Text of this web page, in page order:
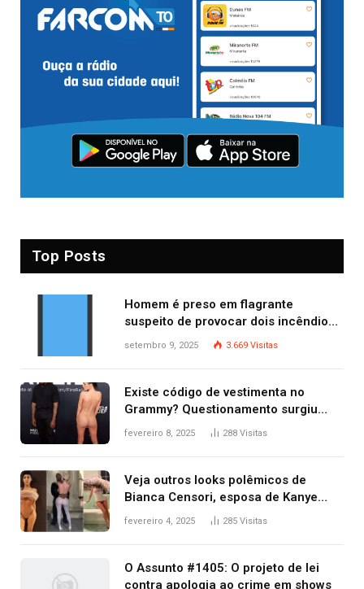
Top Posts
Homem é preso em flagrante
suspeito de provocar dois incêndios
criminosos no mesmo dia
setembro 9, 2025 3.669 Visitas
Existe código de vestimenta no
Grammy? Questionamento surgiu
após Bianca Censori, mulher de
fevereiro 8, 2025 288 Visitas
Veja outros looks polêmicos de
Bianca Censori, esposa de Kanye
West que apareceu nua no Grammy
fevereiro 4, 2025 285 Visitas
O Assunto #1405: O projeto de lei
contra apologia ao crime em shows